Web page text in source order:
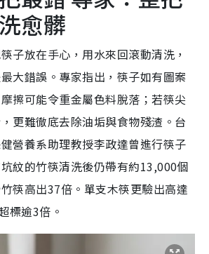
愈髒
子放在手心，用水來回滾動清洗，
大錯誤。專家指出，筷子如有圖案
擦可能令重金屬色料脫落；若筷尖
更難徹底去除油垢與食物殘渣。台
營養系助理教授李政達曾進行筷子
紋的竹筷清洗後仍帶有約13,000個
筷高出37倍。單支木筷更驗出高達
標逾3倍。